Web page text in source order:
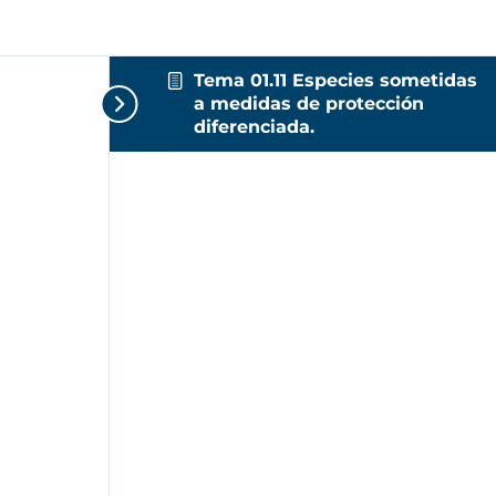
Tema 01.11 Especies sometidas
a medidas de protección
diferenciada.